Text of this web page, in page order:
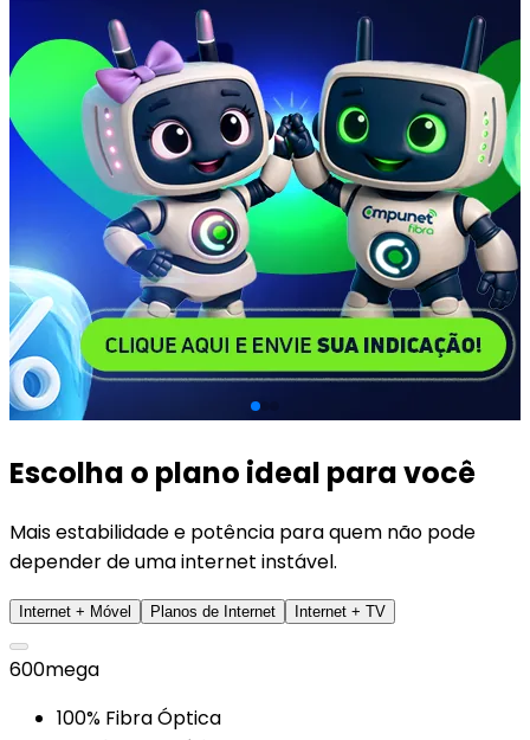
Escolha o plano ideal para você
Mais estabilidade e potência para quem não pode
depender de uma internet instável.
Internet + Móvel Planos de Internet Internet + TV
600mega
100% Fibra Óptica